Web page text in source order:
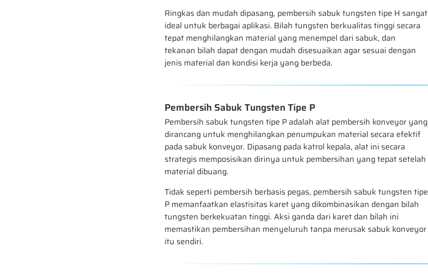
Ringkas dan mudah dipasang, pembersih sabuk tungsten tipe H sangat
ideal untuk berbagai aplikasi. Bilah tungsten berkualitas tinggi secara
tepat menghilangkan material yang menempel dari sabuk, dan
tekanan bilah dapat dengan mudah disesuaikan agar sesuai dengan
jenis material dan kondisi kerja yang berbeda.
Pembersih Sabuk Tungsten Tipe P
Pembersih sabuk tungsten tipe P adalah alat pembersih konveyor yang
dirancang untuk menghilangkan penumpukan material secara efektif
pada sabuk konveyor. Dipasang pada katrol kepala, alat ini secara
strategis memposisikan dirinya untuk pembersihan yang tepat setelah
material dibuang.
Tidak seperti pembersih berbasis pegas, pembersih sabuk tungsten tipe
P memanfaatkan elastisitas karet yang dikombinasikan dengan bilah
tungsten berkekuatan tinggi. Aksi ganda dari karet dan bilah ini
memastikan pembersihan menyeluruh tanpa merusak sabuk konveyor
itu sendiri.